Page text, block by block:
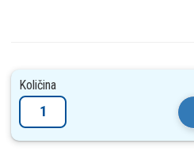
Količina